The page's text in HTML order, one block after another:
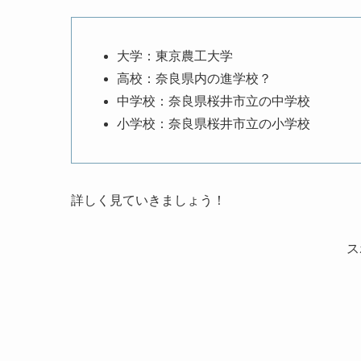
大学：東京農工大学
高校：奈良県内の進学校？
中学校：奈良県桜井市立の中学校
小学校：奈良県桜井市立の小学校
詳しく見ていきましょう！